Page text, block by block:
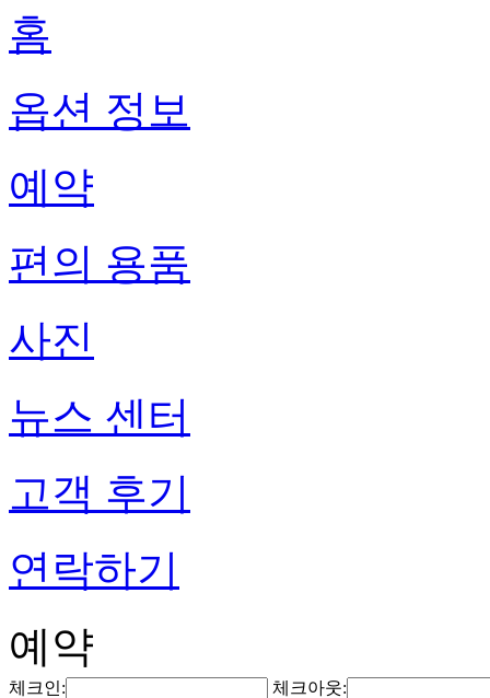
홈
옵션 정보
예약
편의 용품
사진
뉴스 센터
고객 후기
연락하기
예약
체크인: 체크아웃: